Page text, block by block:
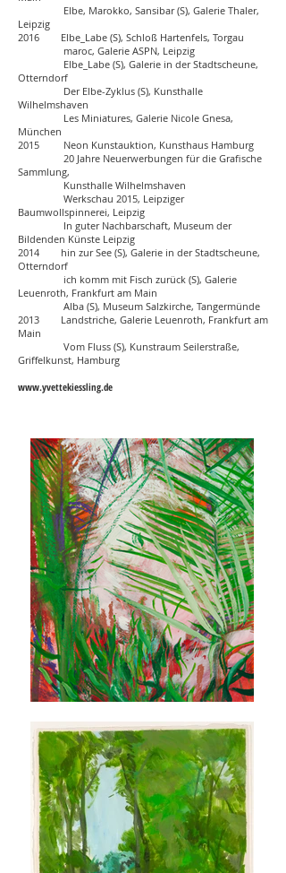
Elbe, Marokko, Sansibar (S), Galerie Thaler,
Leipzig
2016 Elbe_Labe (S), Schloß Hartenfels, Torgau
maroc, Galerie ASPN, Leipzig
Elbe_Labe (S), Galerie in der Stadtscheune,
Otterndorf
Der Elbe-Zyklus (S), Kunsthalle
Wilhelmshaven
Les Miniatures, Galerie Nicole Gnesa,
München
2015 Neon Kunstauktion, Kunsthaus Hamburg
20 Jahre Neuerwerbungen für die Grafische
Sammlung,
Kunsthalle Wilhelmshaven
Werkschau 2015, Leipziger
Baumwollspinnerei, Leipzig
In guter Nachbarschaft, Museum der
Bildenden Künste Leipzig
2014 hin zur See (S), Galerie in der Stadtscheune,
Otterndorf
ich komm mit Fisch zurück (S), Galerie
Leuenroth, Frankfurt am Main
Alba (S), Museum Salzkirche, Tangermünde
2013 Landstriche, Galerie Leuenroth, Frankfurt am
Main
Vom Fluss (S), Kunstraum Seilerstraße,
Griffelkunst, Hamburg
www.yvettekiessling.de